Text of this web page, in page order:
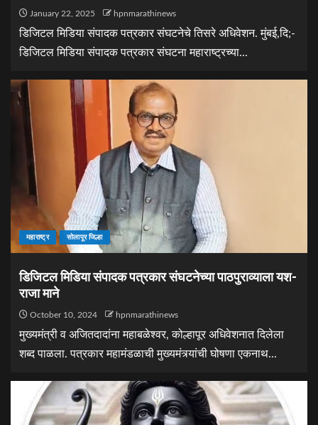
January 22, 2025 hpnmarathinews
डिजिटल मिडिया संपादक पत्रकार संघटनेचे तिसरे अधिवेशन. मुंबई,दि;-
डिजिटल मिडिया संपादक पत्रकार संघटना महाराष्ट्रच्या...
महाराष्ट्र सोलापूर जिल्हा
डिजिटल मिडिया संपादक पत्रकार संघटनेच्या पाठपुराव्याला यश-
राजा माने
October 10, 2024 hpnmarathinews
मुख्यमंत्री व अजितदादांना महाबळेश्वर, कोल्हापूर अधिवेशनात दिलेला
शब्द पाळला. पत्रकार महामंडळाची मुख्यमंत्र्यांची घोषणा एकनाथ...